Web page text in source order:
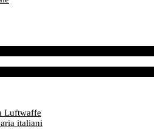
Luftwaffe
italiani